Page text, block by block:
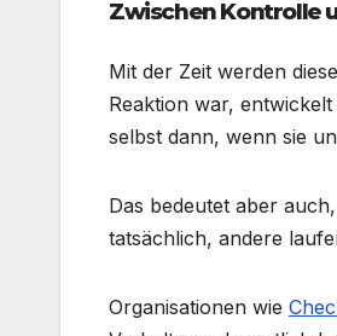
Zwischen Kontrolle
Mit der Zeit werden
Reaktion war,
selbst dann, wenn sie
Das bedeutet aber
tatsächlich, andere
Organisationen wie